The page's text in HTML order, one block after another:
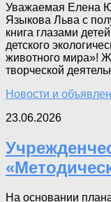
Уважаемая Елена
Языкова Льва с
книга глазами
детского
животного мира»!
творческой
Новости и
23.06.2026
На основании